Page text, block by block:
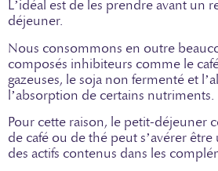
L’idéal est de les prendre avant un
déjeuner.
Nous consommons en outre
composés inhibiteurs comme le
gazeuses, le soja non fermenté et
l’absorption de certains nutriments.
Pour cette raison, le petit-déjeuner
de café ou de thé peut s’avérer
des actifs contenus dans les